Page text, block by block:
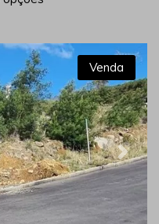
Next
Venda